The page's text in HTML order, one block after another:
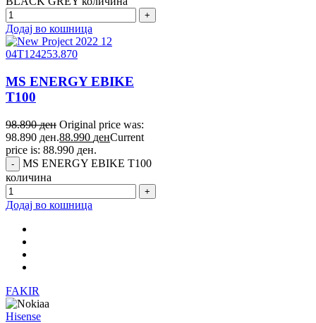
Додај во кошница
MS ENERGY EBIKE
T100
98.890ден Original price was:
98.890 ден.88.990 денCurrent
price is: 88.990 ден.
MS ENERGY EBIKE T100
количина
Додај во кошница
FAKIR
Hisense